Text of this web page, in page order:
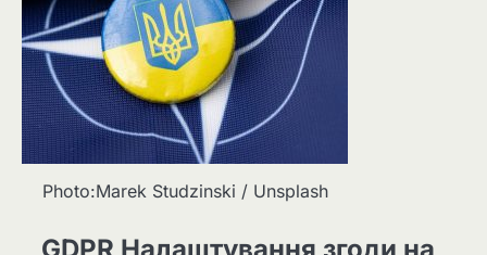
Photo:Marek Studzinski / Unsplash